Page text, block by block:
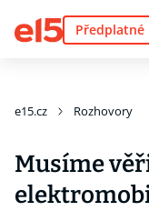
Předplatné
e15.cz Rozhovory
Musíme